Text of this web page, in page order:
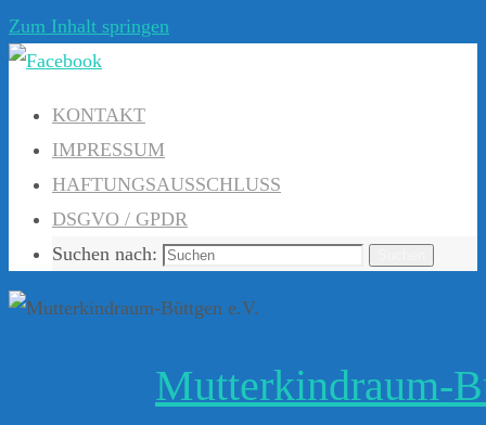
Zum Inhalt springen
KONTAKT
IMPRESSUM
HAFTUNGSAUSSCHLUSS
DSGVO / GPDR
Suchen nach:
Mutterkindraum-